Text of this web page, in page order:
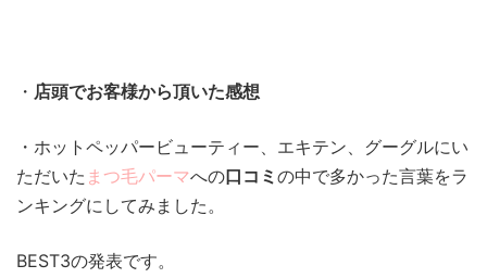
・ 店頭でお客様から頂いた感想
・ホットペッパービューティー、エキテン、グーグルにい
ただいた まつ毛パーマへの口コミ の中で多かった言葉をラ
ンキングにしてみました。
BEST3の発表です。